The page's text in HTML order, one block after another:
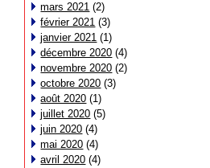
mars 2021 (2)
février 2021 (3)
janvier 2021 (1)
décembre 2020 (4)
novembre 2020 (2)
octobre 2020 (3)
août 2020 (1)
juillet 2020 (5)
juin 2020 (4)
mai 2020 (4)
avril 2020 (4)